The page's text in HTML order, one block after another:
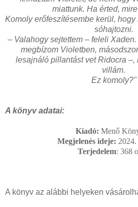
miattunk. Ha érted,
Komoly erőfeszítésembe kerül,
sóhajtozni.
– Valahogy sejtettem – feleli
megbízom Violetben,
lesajnáló pillantást vet Ridocra –,
villám.
Ez komoly?"
A könyv adatai:
Kiadó: Menő
Megjelenés ideje:
Terjedelem: 368
A könyv az alábbi helyeken